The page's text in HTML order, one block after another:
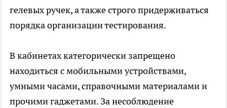
гелевых ручек, а также строго придерживаться
порядка организации тестирования.
В кабинетах категорически запрещено
находиться с мобильными устройствами,
умными часами, справочными материалами и
прочими гаджетами. За несоблюдение